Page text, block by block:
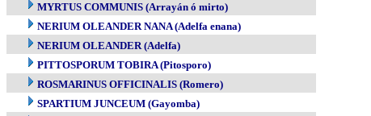
MYRTUS COMMUNIS (Arrayán ó mirto)
NERIUM OLEANDER NANA (Adelfa enana)
NERIUM OLEANDER (Adelfa)
PITTOSPORUM TOBIRA (Pitosporo)
ROSMARINUS OFFICINALIS (Romero)
SPARTIUM JUNCEUM (Gayomba)